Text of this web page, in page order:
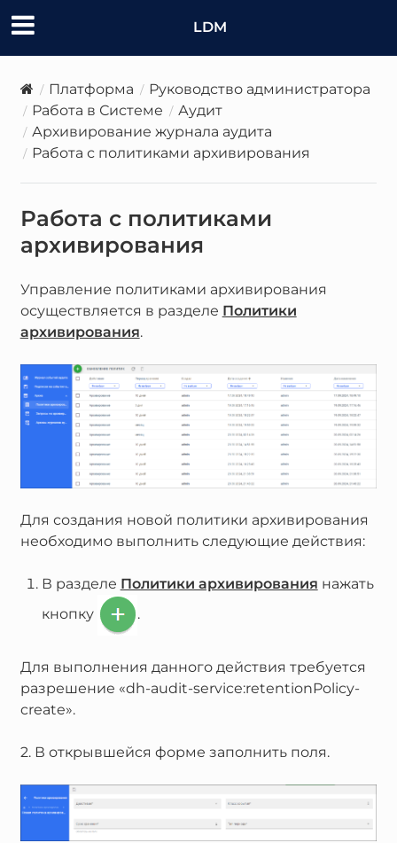
LDM
Платформа
Руководство администратора
Работа в Системе
Аудит
Архивирование журнала аудита
Работа с политиками архивирования
Работа с политиками
архивирования
Управление политиками архивирования
осуществляется в разделе Политики
архивирования.
Для создания новой политики архивирования
необходимо выполнить следующие действия:
В разделе Политики архивирования нажать
кнопку
.
Для выполнения данного действия требуется
разрешение «dh-audit-service:retentionPolicy-
create».
2. В открывшейся форме заполнить поля.